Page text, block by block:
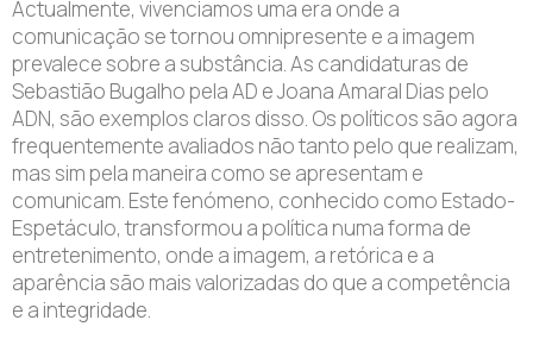
Actualmente, vivenciamos uma era onde a
comunicação se tornou omnipresente e a imagem
prevalece sobre a substância. As candidaturas de
Sebastião Bugalho pela AD e Joana Amaral Dias pelo
ADN, são exemplos claros disso. Os políticos são agora
frequentemente avaliados não tanto pelo que realizam,
mas sim pela maneira como se apresentam e
comunicam. Este fenómeno, conhecido como Estado-
Espetáculo, transformou a política numa forma de
entretenimento, onde a imagem, a retórica e a
aparência são mais valorizadas do que a competência
e a integridade.